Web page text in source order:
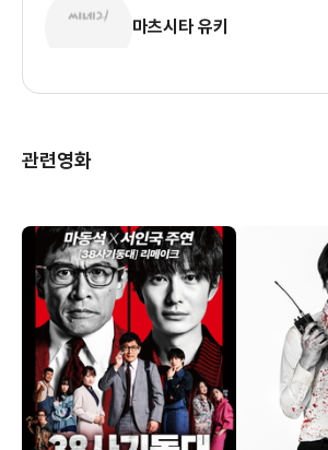
마츠시타 유키
관련영화